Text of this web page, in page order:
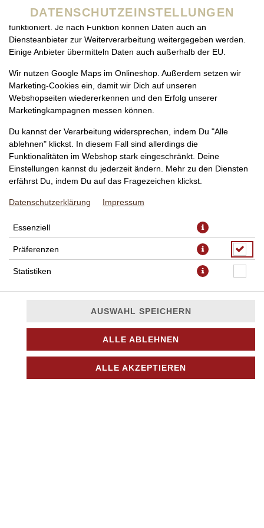
PIZZA FUNGHI KLEIN, Ø 24CM
mit Tomatensauce, Mozzarella, frischen Champignons und
Oregano
JETZT BESTELLEN
DATENSCHUTZEINSTELLUNGEN
benötigt, damit bei Deinem Besuch unseres Webshops auch alles
funktioniert. Je nach Funktion können Daten auch an
Diensteanbieter zur Weiterverarbeitung weitergegeben werden.
Einige Anbieter übermitteln Daten auch außerhalb der EU.
Wir nutzen Google Maps im Onlineshop. Außerdem setzen wir
Marketing-Cookies ein, damit wir Dich auf unseren
Webshopseiten wiedererkennen und den Erfolg unserer
Marketingkampagnen messen können.
Du kannst der Verarbeitung widersprechen, indem Du "Alle
ablehnen" klickst. In diesem Fall sind allerdings die
Funktionalitäten im Webshop stark eingeschränkt. Deine
Einstellungen kannst du jederzeit ändern. Mehr zu den Diensten
erfährst Du, indem Du auf das Fragezeichen klickst.
Datenschutzerklärung Impressum
Essenziell
Präferenzen
Statistiken
AUSWAHL SPEICHERN
ALLE ABLEHNEN
ALLE AKZEPTIEREN